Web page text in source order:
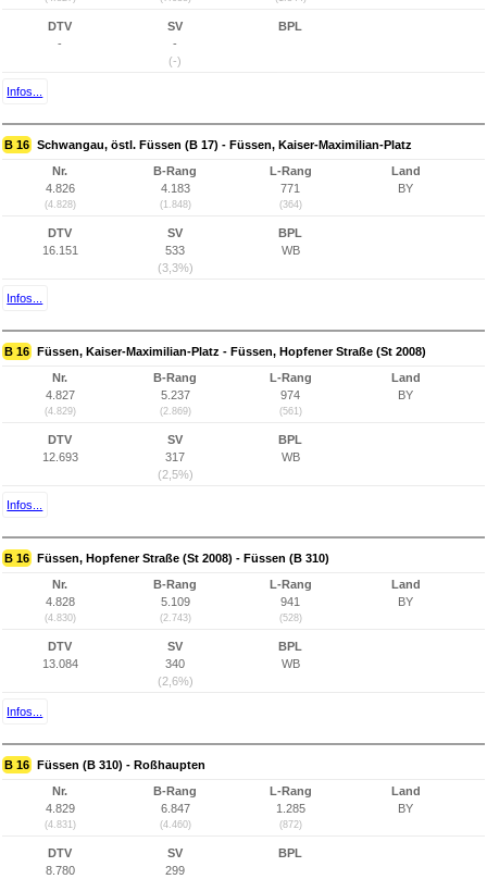
DTV
-
SV
-
(-)
BPL
Infos...
B 16 Schwangau, östl. Füssen (B 17) - Füssen, Kaiser-Maximilian-Platz
Nr.
4.826
(4.828)
B-Rang
4.183
(1.848)
L-Rang
771
(364)
Land
BY
DTV
16.151
SV
533
(3,3%)
BPL
WB
Infos...
B 16 Füssen, Kaiser-Maximilian-Platz - Füssen, Hopfener Straße (St 2008)
Nr.
4.827
(4.829)
B-Rang
5.237
(2.869)
L-Rang
974
(561)
Land
BY
DTV
12.693
SV
317
(2,5%)
BPL
WB
Infos...
B 16 Füssen, Hopfener Straße (St 2008) - Füssen (B 310)
Nr.
4.828
(4.830)
B-Rang
5.109
(2.743)
L-Rang
941
(528)
Land
BY
DTV
13.084
SV
340
(2,6%)
BPL
WB
Infos...
B 16 Füssen (B 310) - Roßhaupten
Nr.
4.829
(4.831)
B-Rang
6.847
(4.460)
L-Rang
1.285
(872)
Land
BY
DTV
8.780
SV
299
BPL